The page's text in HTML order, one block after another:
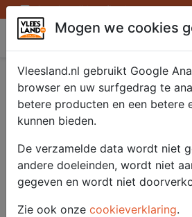
Openingstijden afhaalpunten
Vleesland
Kip Snacks
2x500 gr.
52613
Categorie
Mogen we cookies
Vleesland.nl gebruikt Google
browser en uw surfgedrag te
betere producten en een betere
kunnen bieden.
De verzamelde data wordt niet
andere doeleinden, wordt niet
gegeven en wordt niet
Zie ook onze cookieverklaring.